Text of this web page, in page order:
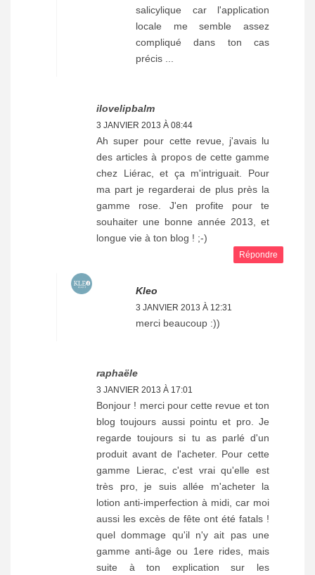
salicylique car l'application
locale me semble assez
compliqué dans ton cas
précis ...
ilovelipbalm
3 JANVIER 2013 À 08:44
Ah super pour cette revue, j'avais lu
des articles à propos de cette gamme
chez Liérac, et ça m'intriguait. Pour
ma part je regarderai de plus près la
gamme rose. J'en profite pour te
souhaiter une bonne année 2013, et
longue vie à ton blog ! ;-)
Répondre
Kleo
3 JANVIER 2013 À 12:31
merci beaucoup :))
raphaële
3 JANVIER 2013 À 17:01
Bonjour ! merci pour cette revue et ton
blog toujours aussi pointu et pro. Je
regarde toujours si tu as parlé d'un
produit avant de l'acheter. Pour cette
gamme Lierac, c'est vrai qu'elle est
très pro, je suis allée m'acheter la
lotion anti-imperfection à midi, car moi
aussi les excès de fête ont été fatals !
quel dommage qu'il n'y ait pas une
gamme anti-âge ou 1ere rides, mais
suite à ton explication sur les